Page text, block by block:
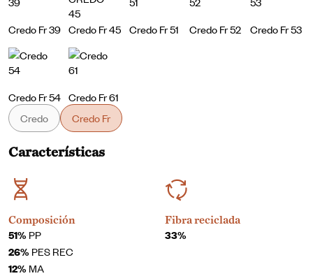
Credo Fr 39 Credo Fr 45 Credo Fr 51 Credo Fr 52 Credo Fr 53
Credo Fr 54 Credo Fr 61
Credo Credo Fr
Características
Composición
51%PP
26%PES REC
12%MA
Fibra reciclada
33%